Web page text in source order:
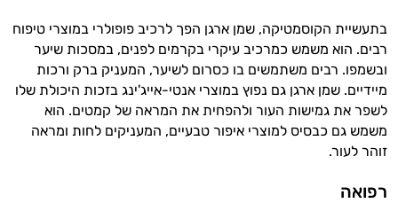
בתעשיית הקוסמטיקה, שמן ארגן הפך לרכיב פופולרי במוצרי טיפוח
רבים. הוא משמש כמרכיב עיקרי בקרמים לפנים, במסכות שיער
ובשמפו. רבים משתמשים בו כסרום לשיער, המעניק ברק ורכות
מיידיים. שמן ארגן גם נפוץ במוצרי אנטי-אייג'ינג בזכות היכולת שלו
לשפר את גמישות העור ולהפחית את המראה של קמטים. הוא
משמש גם כבסיס למוצרי איפור טבעיים, המעניקים לחות ומראה
זוהר לעור.
רפואה